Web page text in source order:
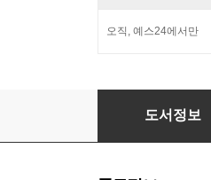
오직, 예스24에서만
도서정보